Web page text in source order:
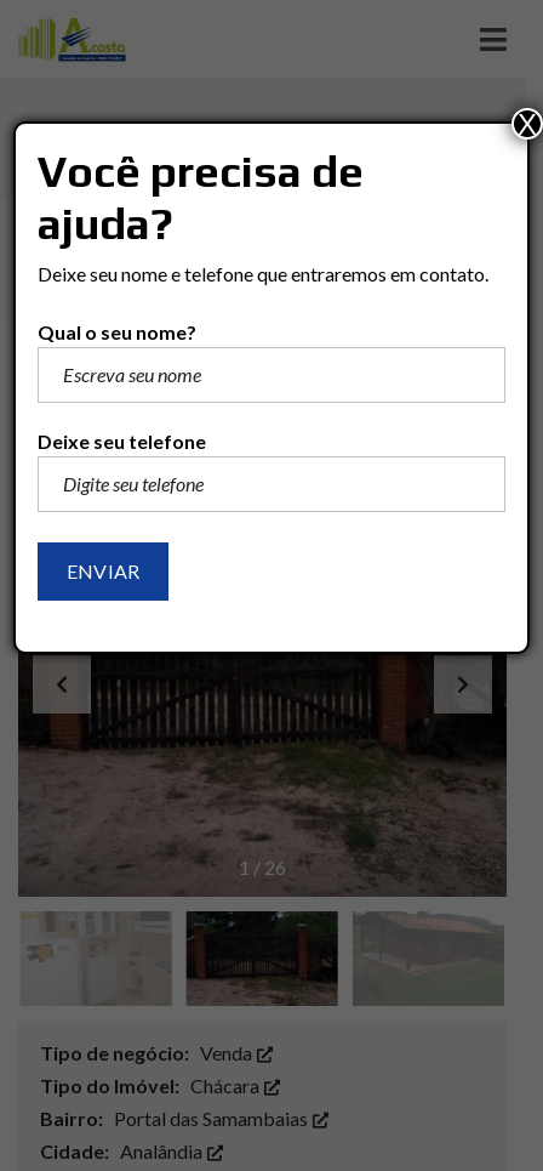
Imóveis Chácara
R$250.000
1 / 26
Tipo de negócio: Venda
Tipo do Imóvel: Chácara
Bairro: Portal das Samambaias
Cidade: Analândia
Você precisa de
ajuda?
Deixe seu nome e telefone que entraremos em contato.
Qual o seu nome?
Deixe seu telefone
X